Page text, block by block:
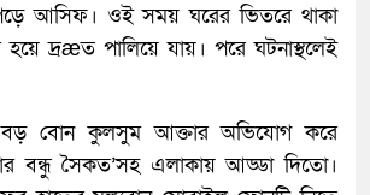
পড়ে আসিফ। ওই সময় ঘরের ভিতরে থাকা
হয়ে দ্রæত পালিয়ে যায়। পরে ঘটনাস্থলেই
বোন কুলসুম আক্তার অভিযোগ করে
বন্ধু সৈকত’সহ এলাকায় আড্ডা দিতো।